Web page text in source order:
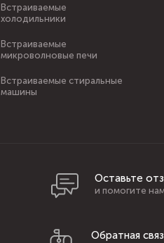
Встраиваемые
холодильники
Встраиваемые
микроволновые печи
Встраиваемые стиральные
машины
Оставьте
и помогите
Обратная